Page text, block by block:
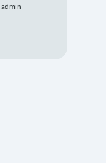
admin